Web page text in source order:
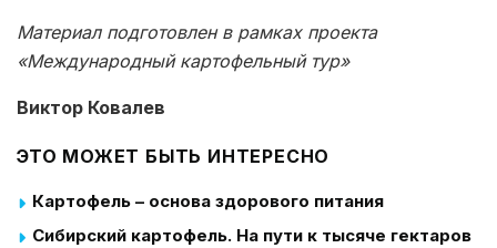
Материал подготовлен в рамках проекта
«Международный картофельный тур»
Виктор Ковалев
ЭТО МОЖЕТ БЫТЬ ИНТЕРЕСНО
Картофель – основа здорового питания
Сибирский картофель. На пути к тысяче гектаров